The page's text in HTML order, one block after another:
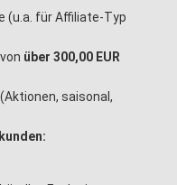
(u.a. für Affiliate-Typ
von über 300,00 EUR
saisonal,